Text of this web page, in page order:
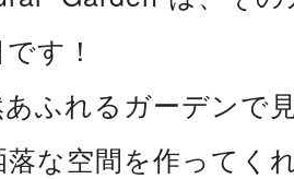
す！
ふれるガーデンで
な空間を作ってく